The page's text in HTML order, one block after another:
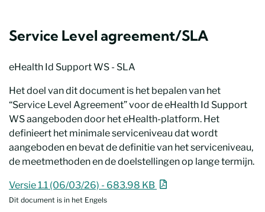
Service Level agreement/SLA
eHealth Id Support WS - SLA
Het doel van dit document is het bepalen van het
“Service Level Agreement” voor de eHealth Id Support
WS aangeboden door het eHealth-platform. Het
definieert het minimale serviceniveau dat wordt
aangeboden en bevat de definitie van het serviceniveau,
de meetmethoden en de doelstellingen op lange termijn.
eHealth Id Support WS - SLA
Versie 1.1 (06/03/26) - 683.98 KB Nieuw venster
Dit document is in het Engels